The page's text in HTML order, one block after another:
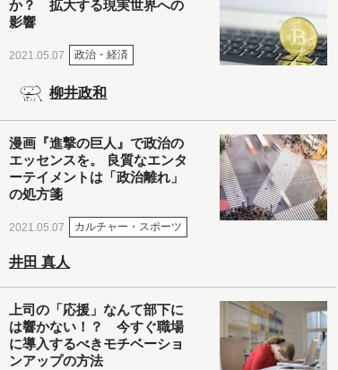
か？ 拡大する現実世界への
影響
2021.05.07 政治・経済
柳井政和
漫画『進撃の巨人』で政治の
エッセンスを。 良質なエンタ
ーテイメントは「政治離れ」
の処方箋
2021.05.07 カルチャー・スポーツ
井田 真人
上司の「応援」なんて部下に
は響かない！？ 今すぐ職場
に導入するべきモチベーショ
ンアップの方法